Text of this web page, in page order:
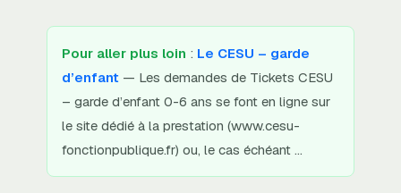
Pour aller plus loin : Le CESU – garde
d’enfant — Les demandes de Tickets CESU
– garde d’enfant 0-6 ans se font en ligne sur
le site dédié à la prestation (www.cesu-
fonctionpublique.fr) ou, le cas échéant …